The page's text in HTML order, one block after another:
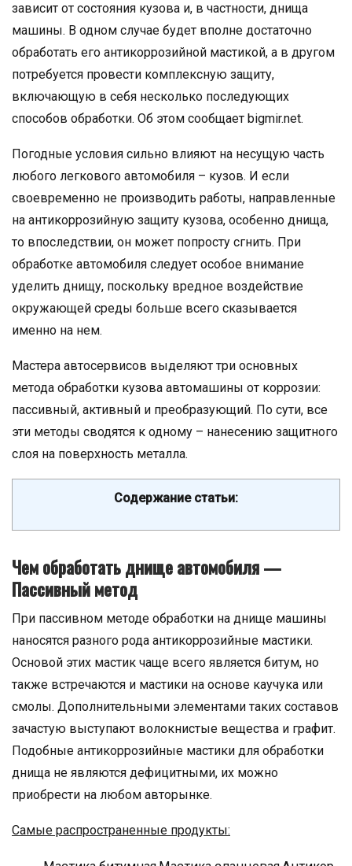
зависит от состояния кузова и, в частности, днища
машины. В одном случае будет вполне достаточно
обработать его антикоррозийной мастикой, а в другом
потребуется провести комплексную защиту,
включающую в себя несколько последующих
способов обработки. Об этом сообщает bigmir.net.
Погодные условия сильно влияют на несущую часть
любого легкового автомобиля – кузов. И если
своевременно не производить работы, направленные
на антикоррозийную защиту кузова, особенно днища,
то впоследствии, он может попросту сгнить. При
обработке автомобиля следует особое внимание
уделить днищу, поскольку вредное воздействие
окружающей среды больше всего сказывается
именно на нем.
Мастера автосервисов выделяют три основных
метода обработки кузова автомашины от коррозии:
пассивный, активный и преобразующий. По сути, все
эти методы сводятся к одному – нанесению защитного
слоя на поверхность металла.
Содержание статьи:
Чем обработать днище автомобиля —
Пассивный метод
При пассивном методе обработки на днище машины
наносятся разного рода антикоррозийные мастики.
Основой этих мастик чаще всего является битум, но
также встречаются и мастики на основе каучука или
смолы. Дополнительными элементами таких составов
зачастую выступают волокнистые вещества и графит.
Подобные антикоррозийные мастики для обработки
днища не являются дефицитными, их можно
приобрести на любом авторынке.
Самые распространенные продукты: